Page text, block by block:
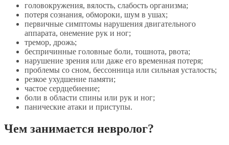
головокружения, вялость, слабость организма;
потеря сознания, обмороки, шум в ушах;
первичные симптомы нарушения двигательного
аппарата, онемение рук и ног;
тремор, дрожь;
беспричинные головные боли, тошнота, рвота;
нарушение зрения или даже его временная потеря;
проблемы со сном, бессонница или сильная усталость;
резкое ухудшение памяти;
частое сердцебиение;
боли в области спины или рук и ног;
панические атаки и приступы.
Чем занимается невролог?